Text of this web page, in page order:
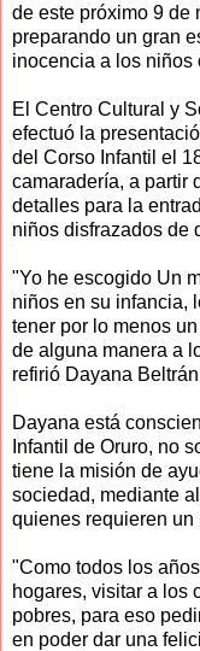
de este próximo 9 de
preparando un gran
inocencia a los niños
El Centro Cultural y
efectuó la
del Corso Infantil el
camaradería, a partir
detalles para la
niños disfrazados de
"Yo he escogido Un
niños en su infancia,
tener por lo menos
de alguna manera a
refirió Dayana
Dayana está
Infantil de Oruro, no
tiene la misión de
sociedad, mediante
quienes requieren
"Como todos los
hogares, visitar a los
pobres, para eso
en poder dar una